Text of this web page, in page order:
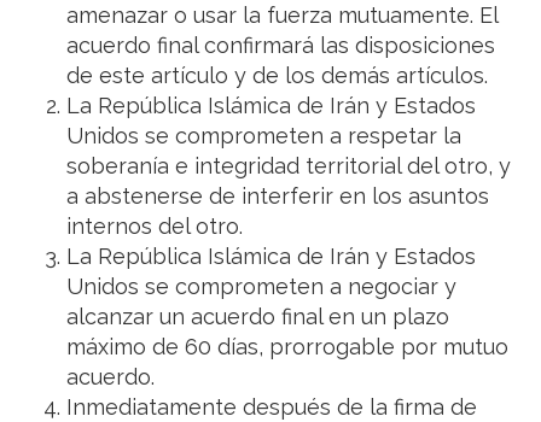
amenazar o usar la fuerza mutuamente. El
acuerdo final confirmará las disposiciones
de este artículo y de los demás artículos.
La República Islámica de Irán y Estados
Unidos se comprometen a respetar la
soberanía e integridad territorial del otro, y
a abstenerse de interferir en los asuntos
internos del otro.
La República Islámica de Irán y Estados
Unidos se comprometen a negociar y
alcanzar un acuerdo final en un plazo
máximo de 60 días, prorrogable por mutuo
acuerdo.
Inmediatamente después de la firma de